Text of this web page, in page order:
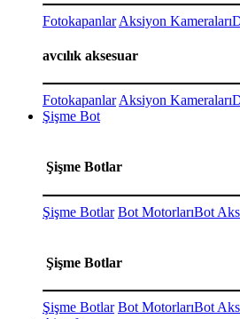
Fotokapanlar Aksiyon Kameraları
avcılık aksesuar
Fotokapanlar Aksiyon Kameraları
Şişme Bot
Şişme Botlar
Şişme Botlar Bot MotorlarıBot
Şişme Botlar
Şişme Botlar Bot MotorlarıBot